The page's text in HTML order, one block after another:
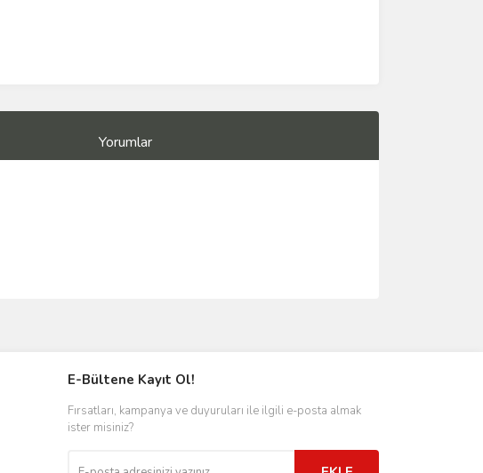
Yorumlar
E-Bültene Kayıt Ol!
Fırsatları, kampanya ve duyuruları ile ilgili e-posta almak
ister misiniz?